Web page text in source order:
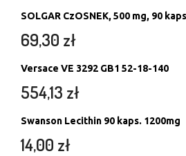
SOLGAR CzOSNEK, 500 mg, 90
69,30 zł
Versace VE 3292 GB1 52-18-140
554,13 zł
Swanson Lecithin 90 kaps. 1200mg
14,00 zł